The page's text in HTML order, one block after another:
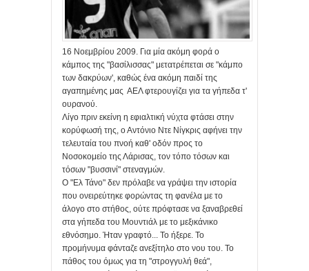
16 Νοεμβρίου 2009. Για μία ακόμη φορά ο
κάμπος της "βασίλισσας" μετατρέπεται σε "κάμπο
των δακρύων', καθώς ένα ακόμη παιδί της
αγαπημένης μας ΑΕΛ φτερουγίζει για τα γήπεδα τ'
ουρανού.
Λίγο πριν εκείνη η εφιαλτική νύχτα φτάσει στην
κορύφωσή της, ο Αντόνιο Ντε Νίγκρις αφήνει την
τελευταία του πνοή καθ' οδόν προς το
Νοσοκομείο της Λάρισας, τον τόπο τόσων και
τόσων "βυσσινί" στεναγμών.
Ο "Ελ Τάνο" δεν πρόλαβε να γράψει την ιστορία
που ονειρεύτηκε φορώντας τη φανέλα με το
άλογο στο στήθος, ούτε πρόφτασε να ξαναβρεθεί
στα γήπεδα του Μουντιάλ με το μεξικάνικο
εθνόσημο. Ήταν γραφτό... Το ήξερε. Το
προμήνυμα φάνταζε ανεξίτηλο στο νου του. Το
πάθος του όμως για τη "στρογγυλή θεά",